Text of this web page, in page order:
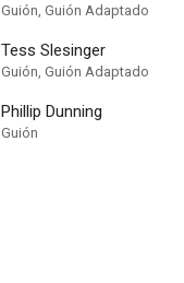
Guión, Guión Adaptado
Tess Slesinger
Guión, Guión Adaptado
Phillip Dunning
Guión